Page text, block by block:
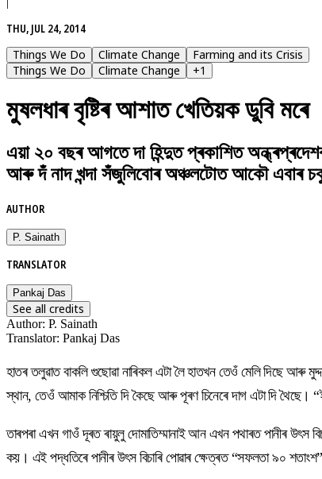
THU, JUL 24, 2014
Things We Do
Climate Change
Farming and its Crisis
Things We Do
Climate Change +1
মুষলধাৰ বৃষ্টিৰ আশাত খেতিয়ক ডুবি মৰে
এয়া ২০ বছৰ আগতে দা হিন্দুত প্ৰকাশিত
আৰু দঁ নাদ খন্দা সঁজুলিবোৰ অঞ্চলটোত আকৌ এবাৰ
AUTHOR
P. Sainath
TRANSLATOR
Pankaj Das
See all credits
Author: P. Sainath
Translator: Pankaj Das
হাতৰ তলুৱাত বাকলি গুছোৱা নাৰিকল এটা লৈ হাতখন তেওঁ মেলি দিছে আৰু
স্থান, তেওঁ আমাক নিশ্চিতি দি কৈছে আৰু পূৰণ চিনেৰে দাগ এটা দি থৈছে।
তাৰপৰা এখন গাওঁ দূৰত ৰায়ুলু দোমাতিম্মানাই আন এখন পথাৰত পানীৰ উৎস
কয়। এই পদ্ধতিৰে পানীৰ উৎস বিচাৰি পোৱাৰ ক্ষেত্ৰত “সফলতা ৯০